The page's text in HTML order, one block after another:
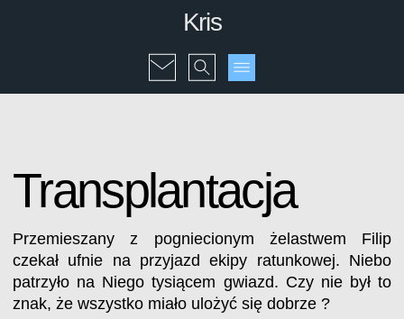
Kris
Transplantacja
Przemieszany z pogniecionym żelastwem Filip
czekał ufnie na przyjazd ekipy ratunkowej. Niebo
patrzyło na Niego tysiącem gwiazd. Czy nie był to
znak, że wszystko miało ulożyć się dobrze ?